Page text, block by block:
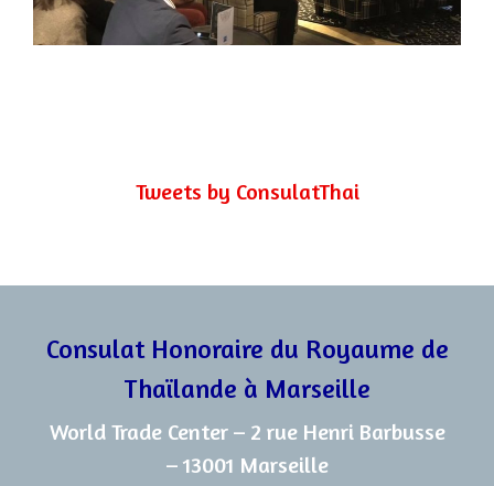
Tweets by ConsulatThai
Consulat Honoraire du Royaume de
Thaïlande à Marseille
World Trade Center – 2 rue Henri Barbusse
– 13001 Marseille